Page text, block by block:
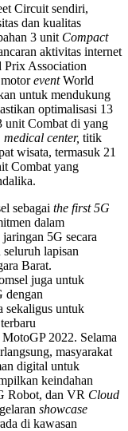
Circuit sendiri,
dan kualitas
3 unit Compact
aktivitas internet
Prix Association
eventWorld
untuk mendukung
optimalisasi 13
unit Combat di yang
medical center, titik
wisata, termasuk 21
Combat yang
sebagai the first 5G
dalam
5G secara
lapisan
Barat.
juga untuk
dengan
sekaligus untuk
2022. Selama
masyarakat
digital untuk
keindahan
Robot, dan VR Cloud
showcase
di kawasan